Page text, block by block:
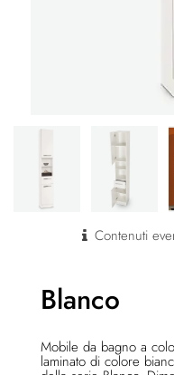
Contenuti
Blanco
Mobile da bagno a
laminato di colore